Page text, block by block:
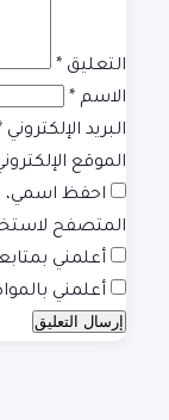
التعليق *
الاسم *
البريد الإلكتروني
الموقع
احفظ اسمي،
المتصفح
أعلمني
أعلمني